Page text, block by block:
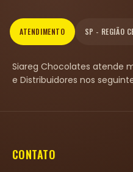
ATENDIMENTO SP - REGIÃO
Siareg Chocolates atende
e Distribuidores nos
CONTATO